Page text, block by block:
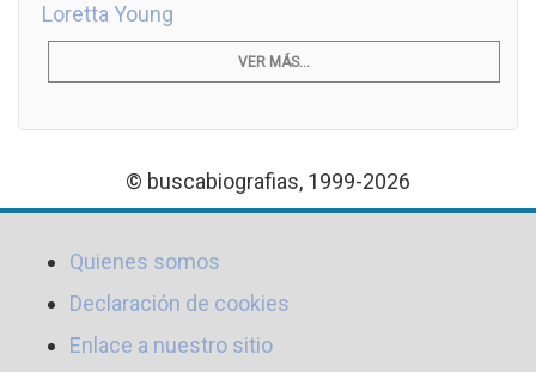
Loretta Young
VER MÁS...
© buscabiografias, 1999-2026
Quienes somos
Declaración de cookies
Enlace a nuestro sitio